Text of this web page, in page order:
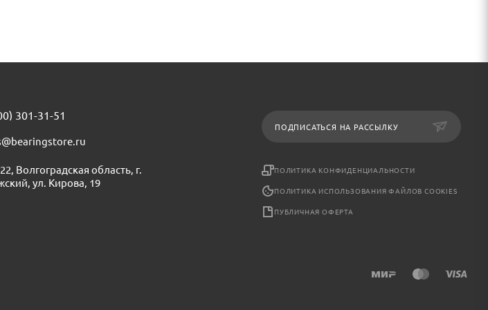
301-31-51
Волгоградская область, г.
ул. Кирова, 19
ПОДПИСАТЬСЯ НА РАССЫЛКУ
ПОЛИТИКА КОНФИДЕНЦИАЛЬНОСТИ
ПОЛИТИКА ИСПОЛЬЗОВАНИЯ ФАЙЛОВ COOKIES
ПУБЛИЧНАЯ ОФЕРТА